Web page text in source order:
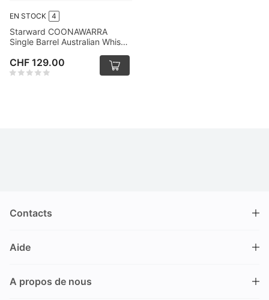
EN STOCK 4
Starward COONAWARRA
Single Barrel Australian Whisky
CHF 129.00
Contacts
Nüschelerstrasse 35
Suisse
Aide
Processus de commande
A propos de nous